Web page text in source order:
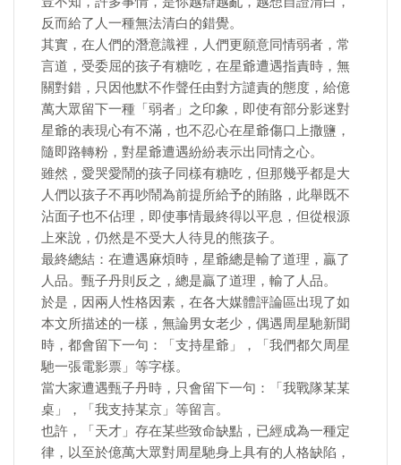
反而給了人一種無法清白的錯覺。
其實，在人們的潛意識裡，人們更願意同情弱者，常
言道，受委屈的孩子有糖吃，在星爺遭遇指責時，無
關對錯，只因他默不作聲任由對方譴責的態度，給億
萬大眾留下一種「弱者」之印象，即使有部分影迷對
星爺的表現心有不滿，也不忍心在星爺傷口上撒鹽，
隨即路轉粉，對星爺遭遇紛紛表示出同情之心。
雖然，愛哭愛鬧的孩子同樣有糖吃，但那幾乎都是大
人們以孩子不再吵鬧為前提所給予的賄賂，此舉既不
沾面子也不佔理，即使事情最終得以平息，但從根源
上來說，仍然是不受大人待見的熊孩子。
最終總結：在遭遇麻煩時，星爺總是輸了道理，贏了
人品。甄子丹則反之，總是贏了道理，輸了人品。
於是，因兩人性格因素，在各大媒體評論區出現了如
本文所描述的一樣，無論男女老少，偶遇周星馳新聞
時，都會留下一句：「支持星爺」，「我們都欠周星
馳一張電影票」等字樣。
當大家遭遇甄子丹時，只會留下一句：「我戰隊某某
桌」，「我支持某京」等留言。
也許，「天才」存在某些致命缺點，已經成為一種定
律，以至於億萬大眾對周星馳身上具有的人格缺陷，